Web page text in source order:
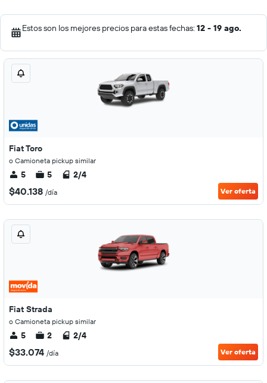
Estos son los mejores precios para estas fechas: 12 - 19 ago.
Fiat Toro
o Camioneta pickup similar
5 5 2/4
$40.138 /día Ver oferta
Fiat Strada
o Camioneta pickup similar
5 2 2/4
$33.074 /día Ver oferta